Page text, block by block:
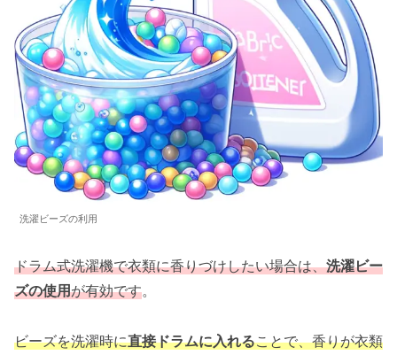
洗濯ビーズの利用
ドラム式洗濯機で衣類に香りづけしたい場合は、洗濯ビー
ズの使用が有効です。
ビーズを洗濯時に直接ドラムに入れることで、香りが衣類